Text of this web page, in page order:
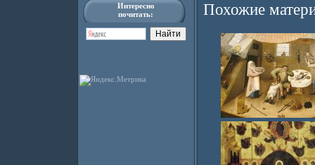
Интересно
почитать:
Похожие